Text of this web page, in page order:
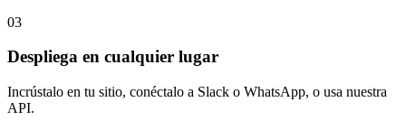
03
Despliega en cualquier lugar
Incrústalo en tu sitio, conéctalo a Slack o WhatsApp, o usa nuestra
API.